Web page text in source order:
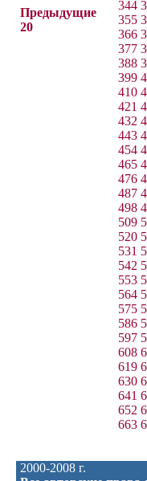
Предыдущие
20
344
355
366
377
388
399
410
421
432
443
454
465
476
487
498
509
520
531
542
553
564
575
586
597
608
619
630
641
652
663
2000-2008 г.